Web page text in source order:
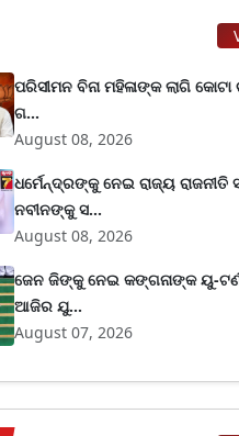
ପରିସୀମନ ବିନା ମହିଳାଙ୍କ ଲାଗି କୋଟା
ଗ...
August 08, 2026
ଧର୍ମେନ୍ଦ୍ରଙ୍କୁ ନେଇ ରାଜ୍ୟ
ନବୀନଙ୍କୁ ସ...
August 08, 2026
ଜେନ ଜିଙ୍କୁ ନେଇ କଙ୍ଗନାଙ୍କ ୟୁ-
ଆଜିର ଯୁ...
August 07, 2026